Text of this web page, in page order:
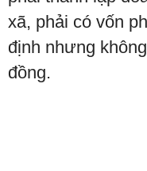
xã, phải có vốn
định nhưng
đồng.